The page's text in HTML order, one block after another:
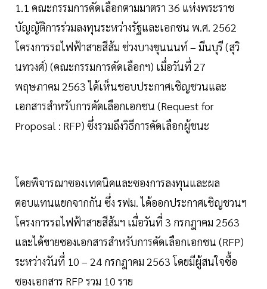
1.1 คณะกรรมการคัดเลือกตามมาตรา 36 แห่งพระราช
บัญญัติการร่วมลงทุนระหว่างรัฐและเอกชน พ.ศ. 2562
โครงการรถไฟฟ้าสายสีส้ม ช่วงบางขุนนนท์ – มีนบุรี (สุวิ
นทวงศ์) (คณะกรรมการคัดเลือกฯ) เมื่อวันที่ 27
พฤษภาคม 2563 ได้เห็นชอบประกาศเชิญชวนและ
เอกสารสำหรับการคัดเลือกเอกชน (Request for
Proposal : RFP) ซึ่งรวมถึงวิธีการคัดเลือกผู้ชนะ
โดยพิจารณาซองเทคนิคและซองการลงทุนและผล
ตอบแทนแยกจากกัน ซึ่ง รฟม. ได้ออกประกาศเชิญชวนฯ
โครงการรถไฟฟ้าสายสีส้มฯ เมื่อวันที่ 3 กรกฎาคม 2563
และได้ขายซองเอกสารสำหรับการคัดเลือกเอกชน (RFP)
ระหว่างวันที่ 10 – 24 กรกฎาคม 2563 โดยมีผู้สนใจซื้อ
ซองเอกสาร RFP รวม 10 ราย